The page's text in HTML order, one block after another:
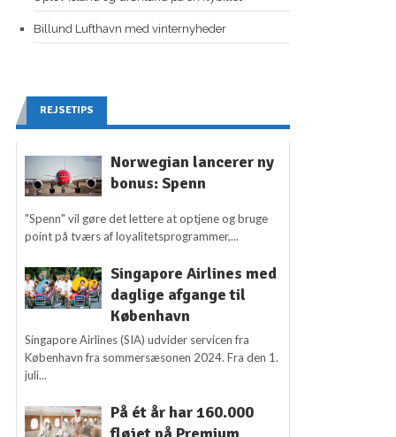
Billund Lufthavn med vinternyheder
REJSETIPS
Norwegian lancerer ny
bonus: Spenn
"Spenn" vil gøre det lettere at optjene og bruge
point på tværs af loyalitetsprogrammer,...
Singapore Airlines med
daglige afgange til
København
Singapore Airlines (SIA) udvider servicen fra
København fra sommersæsonen 2024. Fra den 1.
juli...
På ét år har 160.000